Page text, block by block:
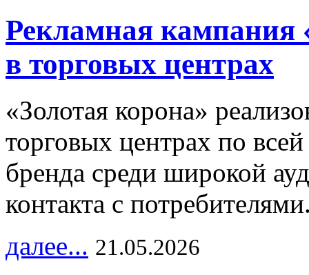
Рекламная кампания
в торговых центрах
«Золотая корона»
торговых центрах по
бренда среди широкой
контакта с
далее... 21.05.2026